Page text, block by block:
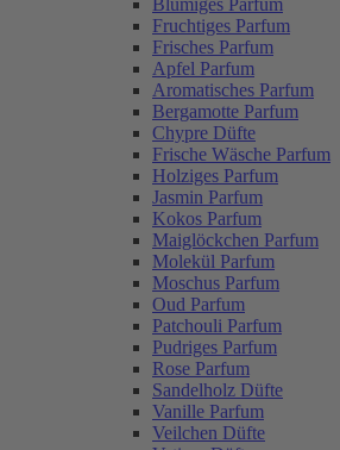
Blumiges Parfum
Fruchtiges Parfum
Frisches Parfum
Apfel Parfum
Aromatisches Parfum
Bergamotte Parfum
Chypre Düfte
Frische Wäsche Parfum
Holziges Parfum
Jasmin Parfum
Kokos Parfum
Maiglöckchen Parfum
Molekül Parfum
Moschus Parfum
Oud Parfum
Patchouli Parfum
Pudriges Parfum
Rose Parfum
Sandelholz Düfte
Vanille Parfum
Veilchen Düfte